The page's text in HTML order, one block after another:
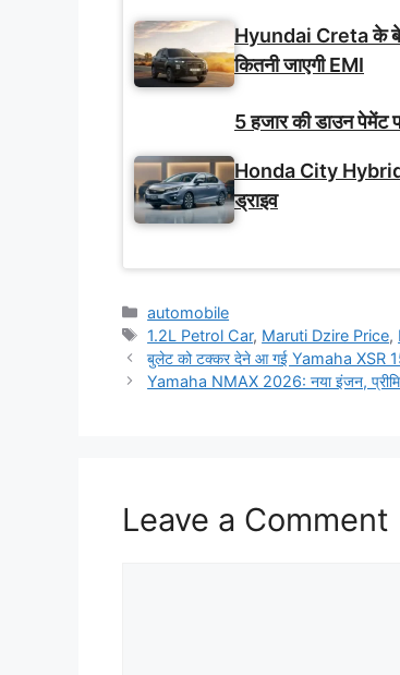
Hyundai Creta के
कितनी जाएगी EMI
5 हजार की डाउन पेमेंट
Honda City Hybrid
ड्राइव
Categories
automobile
Tags
1.2L Petrol Car, Maruti Dzire Price,
बुलेट को टक्कर देने आ गई Yamaha XSR
Yamaha NMAX 2026: नया इंजन,
Leave a Comment